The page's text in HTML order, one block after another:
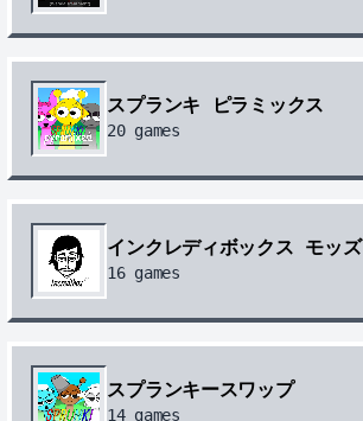
スプランキ ピラミックス
20games
インクレディボックス モッズ
16games
スプランキースワップ
14games